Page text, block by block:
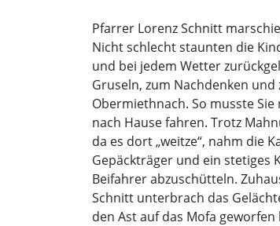
Pfarrer Lorenz Schnitt
Nicht schlecht staunten die
und bei jedem Wetter
Gruseln, zum Nachdenken
Obermiethnach. So musste
nach Hause fahren. Trotz
da es dort „weitze“, nahm die
Gepäckträger und ein stetiges
Beifahrer abzuschütteln.
Schnitt unterbrach das
den Ast auf das Mofa geworfen